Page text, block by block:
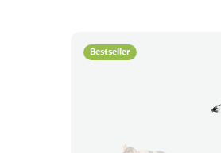
Bestseller